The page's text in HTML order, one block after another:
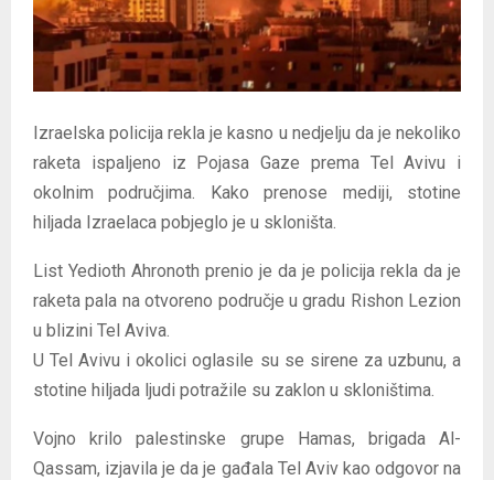
N
Izraelska policija rekla je kasno u nedjelju da je nekoliko
raketa ispaljeno iz Pojasa Gaze prema Tel Avivu i
okolnim područjima. Kako prenose mediji, stotine
hiljada Izraelaca pobjeglo je u skloništa.
List Yedioth Ahronoth prenio je da je policija rekla da je
raketa pala na otvoreno područje u gradu Rishon Lezion
u blizini Tel Aviva.
U Tel Avivu i okolici oglasile su se sirene za uzbunu, a
stotine hiljada ljudi potražile su zaklon u skloništima.
Vojno krilo palestinske grupe Hamas, brigada Al-
Qassam, izjavila je da je gađala Tel Aviv kao odgovor na